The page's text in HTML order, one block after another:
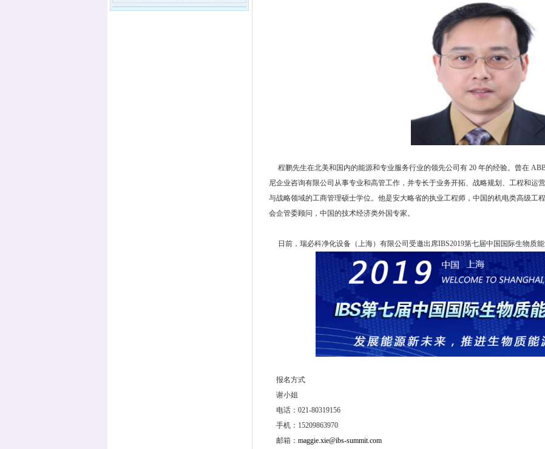
程鹏先生在北美和国内的能源和专业服务行业的领先公司有 20 年的经验。曾在
尼企业咨询有限公司从事专业和高管工作，并专长于业务开拓、战略规划、工程和运
与战略领域的工商管理硕士学位。他是安大略省的执业工程师，中国的机电类高级工
会企管委顾问，中国的技术经济类外国专家。
日前，瑞必科净化设备（上海）有限公司受邀出席IBS2019第七届中国国际生物质
报名方式
谢小姐
电话：021-80319156
手机：15209863970
邮箱： maggie.xie@ibs-summit.com